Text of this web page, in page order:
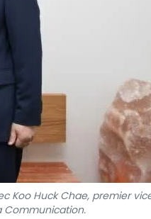
Koo Huck Chae, premier
Communication.